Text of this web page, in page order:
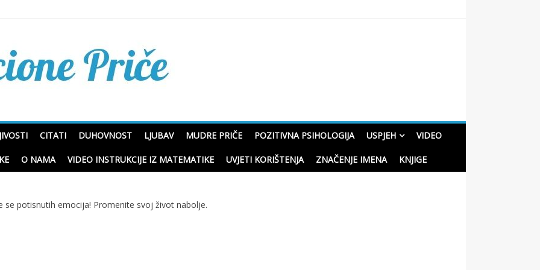
CITATI DUHOVNOST LJUBAV MUDRE PRIČE POZITIVNA PSIHOLOGIJA USPJEH VIDEO
O NAMA VIDEO INSTRUKCIJE IZ MATEMATIKE UVJETI KORIŠTENJA ZNAČENJE IMENA KNJIGE
se potisnutih emocija! Promenite svoj život nabolje.